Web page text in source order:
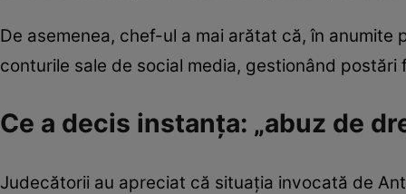
De asemenea, chef-ul a mai arătat că, în
conturile sale de social media, gestionând
Ce a decis instanța: „abuz de
Judecătorii au apreciat că situația invocată de